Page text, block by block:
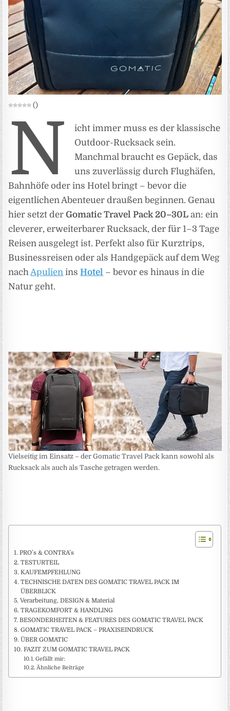
()
N
icht immer muss es der klassische
Outdoor-Rucksack sein.
Manchmal braucht es Gepäck, das
uns zuverlässig durch Flughäfen,
Bahnhöfe oder ins Hotel bringt – bevor die
eigentlichen Abenteuer draußen beginnen. Genau
hier setzt derGomatic Travel Pack 20–30L an: ein
cleverer, erweiterbarer Rucksack, der für 1–3 Tage
Reisen ausgelegt ist. Perfekt also für Kurztrips,
Businessreisen oder als Handgepäck auf dem Weg
nachApulien insHotel – bevor es hinaus in die
Natur geht.
Vielseitig im Einsatz – der Gomatic Travel Pack kann sowohl als
Rucksack als auch als Tasche getragen werden.
PRO’s & CONTRA’s
TESTURTEIL
KAUFEMPFEHLUNG
TECHNISCHE DATEN DES GOMATIC TRAVEL PACK IM
ÜBERBLICK
Verarbeitung, DESIGN & Material
TRAGEKOMFORT & HANDLING
BESONDERHEITEN & FEATURES DES GOMATIC TRAVEL PACK
GOMATIC TRAVEL PACK – PRAXISEINDRUCK
ÜBER GOMATIC
FAZIT ZUM GOMATIC TRAVEL PACK
Gefällt mir:
Ähnliche Beiträge